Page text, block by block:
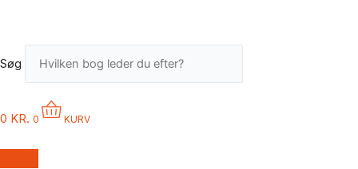
Søg
0 KR. 0 KURV